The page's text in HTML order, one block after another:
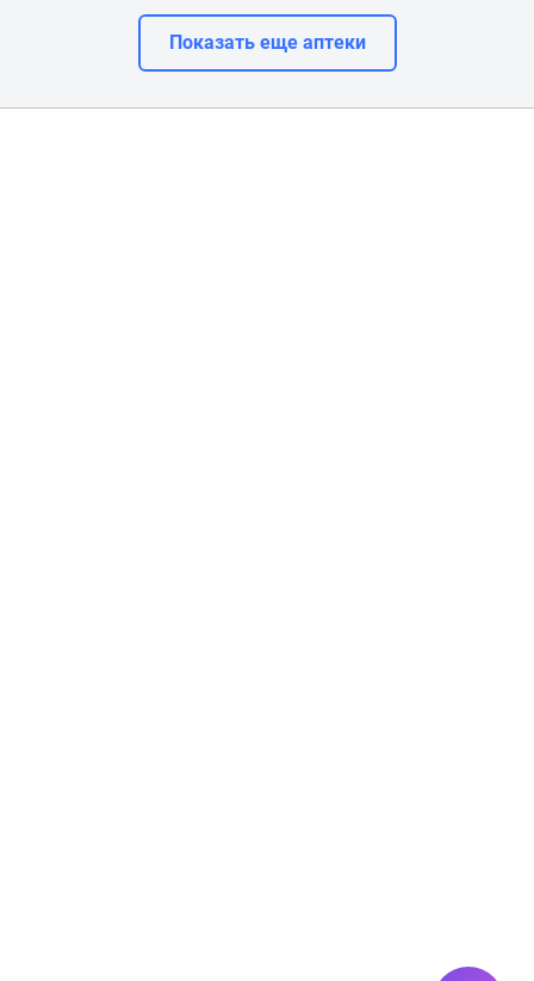
Показать еще аптеки